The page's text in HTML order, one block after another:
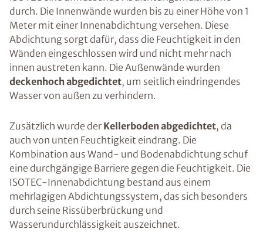
durch. Die Innenwände wurden bis zu einer Höhe von 1
Meter mit einer Innenabdichtung versehen. Diese
Abdichtung sorgt dafür, dass die Feuchtigkeit in den
Wänden eingeschlossen wird und nicht mehr nach
innen austreten kann. Die Außenwände wurden
deckenhoch abgedichtet, um seitlich eindringendes
Wasser von außen zu verhindern.
Zusätzlich wurde der Kellerboden abgedichtet, da
auch von unten Feuchtigkeit eindrang. Die
Kombination aus Wand- und Bodenabdichtung schuf
eine durchgängige Barriere gegen die Feuchtigkeit. Die
ISOTEC-Innenabdichtung bestand aus einem
mehrlagigen Abdichtungssystem, das sich besonders
durch seine Rissüberbrückung und
Wasserundurchlässigkeit auszeichnet.